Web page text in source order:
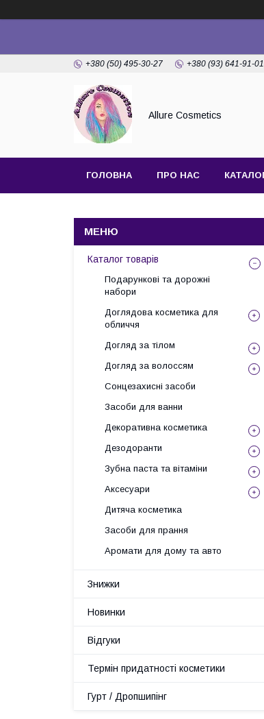
+380 (50) 495-30-27 +380 (93) 641-91-01
Allure Cosmetics
ГОЛОВНА ПРО НАС
Каталог товарів
Подарункові та дорожні
набори
Доглядова косметика для
обличчя
Догляд за тілом
Догляд за волоссям
Сонцезахисні засоби
Засоби для ванни
Декоративна косметика
Дезодоранти
Зубна паста та вітаміни
Аксесуари
Дитяча косметика
Засоби для прання
Аромати для дому та авто
Знижки
Новинки
Відгуки
Термін придатності косметики
Гурт / Дропшипінг